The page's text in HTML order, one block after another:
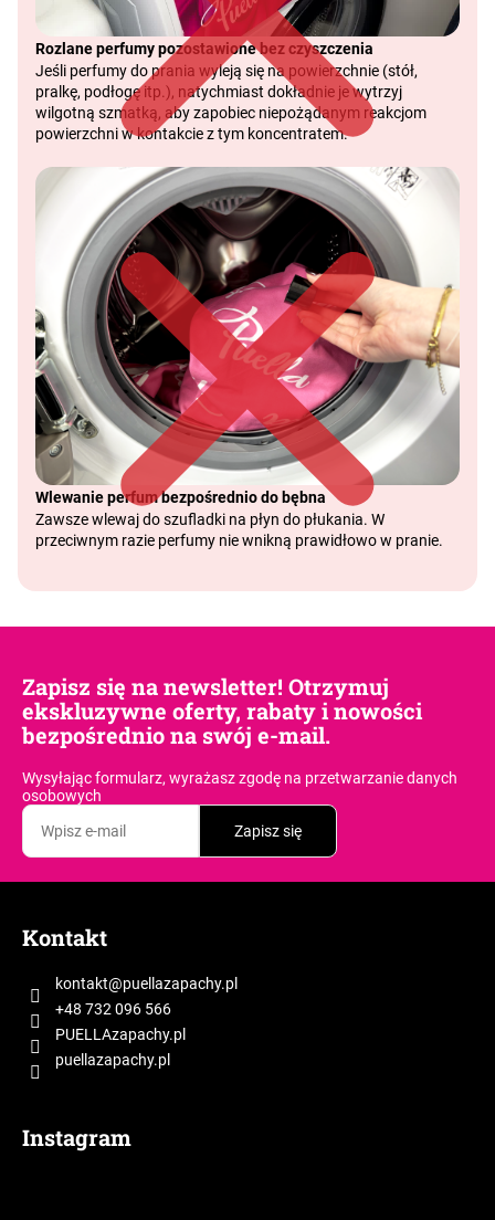
Rozlane perfumy pozostawione bez czyszczenia
Jeśli perfumy do prania wyleją się na powierzchnie (stół,
pralkę, podłogę itp.), natychmiast dokładnie je wytrzyj
wilgotną szmatką, aby zapobiec niepożądanym reakcjom
powierzchni w kontakcie z tym koncentratem.
Wlewanie perfum bezpośrednio do bębna
Zawsze wlewaj do szufladki na płyn do płukania. W
przeciwnym razie perfumy nie wnikną prawidłowo w pranie.
Zapisz się na newsletter! Otrzymuj
ekskluzywne oferty, rabaty i nowości
bezpośrednio na swój e-mail.
Wysyłając formularz, wyrażasz zgodę na przetwarzanie danych
osobowych
Zapisz się
Kontakt
kontakt@puellazapachy.pl
+48 732 096 566
PUELLAzapachy.pl
puellazapachy.pl
Instagram